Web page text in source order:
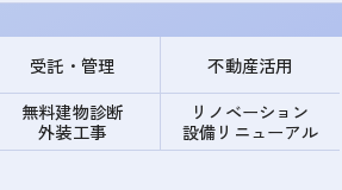
受託・管理 不動産活用
無料建物診断
外装工事
リノベーション
設備リニューアル